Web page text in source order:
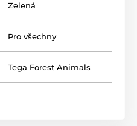
Zelená
Pro všechny
Tega Forest Animals